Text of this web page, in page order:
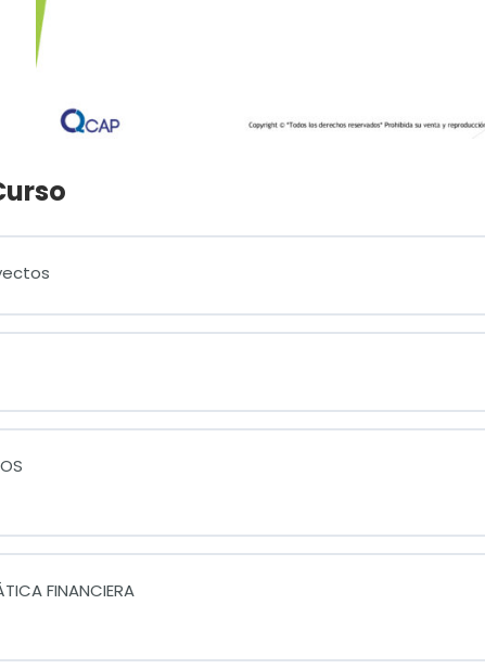
FINANCIERA